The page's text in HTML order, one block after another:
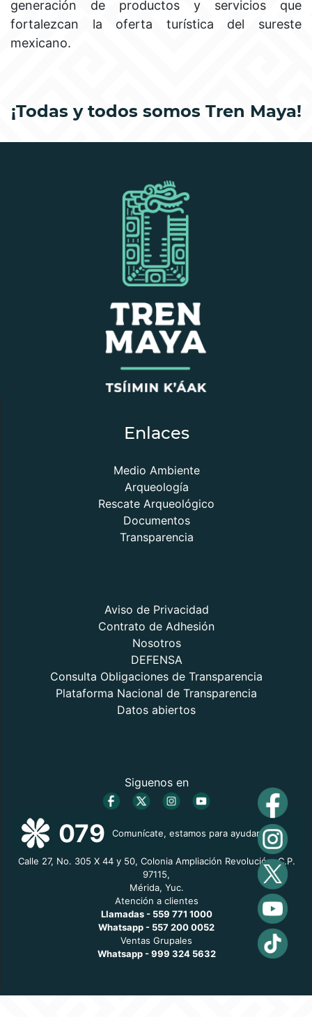
generación de productos y servicios que
fortalezcan la oferta turística del sureste
mexicano.
¡Todas y todos somos Tren Maya!
Enlaces
Medio Ambiente
Arqueología
Rescate Arqueológico
Documentos
Transparencia
Aviso de Privacidad
Contrato de Adhesión
Nosotros
DEFENSA
Consulta Obligaciones de Transparencia
Plataforma Nacional de Transparencia
Datos abiertos
Siguenos en
079 Comunícate, estamos para ayudarte
Calle 27, No. 305 X 44 y 50, Colonia Ampliación Revolución, C.P.
97115,
Mérida, Yuc.
Atención a clientes
Llamadas - 559 771 1000
Whatsapp - 557 200 0052
Ventas Grupales
Whatsapp - 999 324 5632